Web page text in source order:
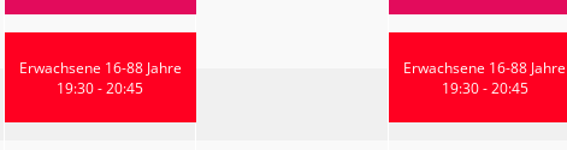
Erwachsene 16-88 Jahre
19:30 - 20:45
Erwachsene 16-88 Jahre
19:30 - 20:45